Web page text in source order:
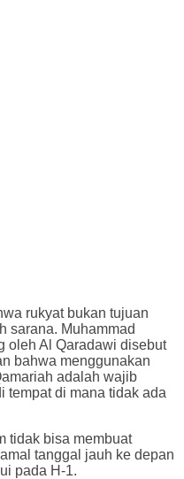
rukyat bukan tujuan
sarana. Muhammad
oleh Al Qaradawi disebut
bahwa menggunakan
adalah wajib
tempat di mana tidak ada
tidak bisa membuat
tanggal jauh ke depan
pada H-1.